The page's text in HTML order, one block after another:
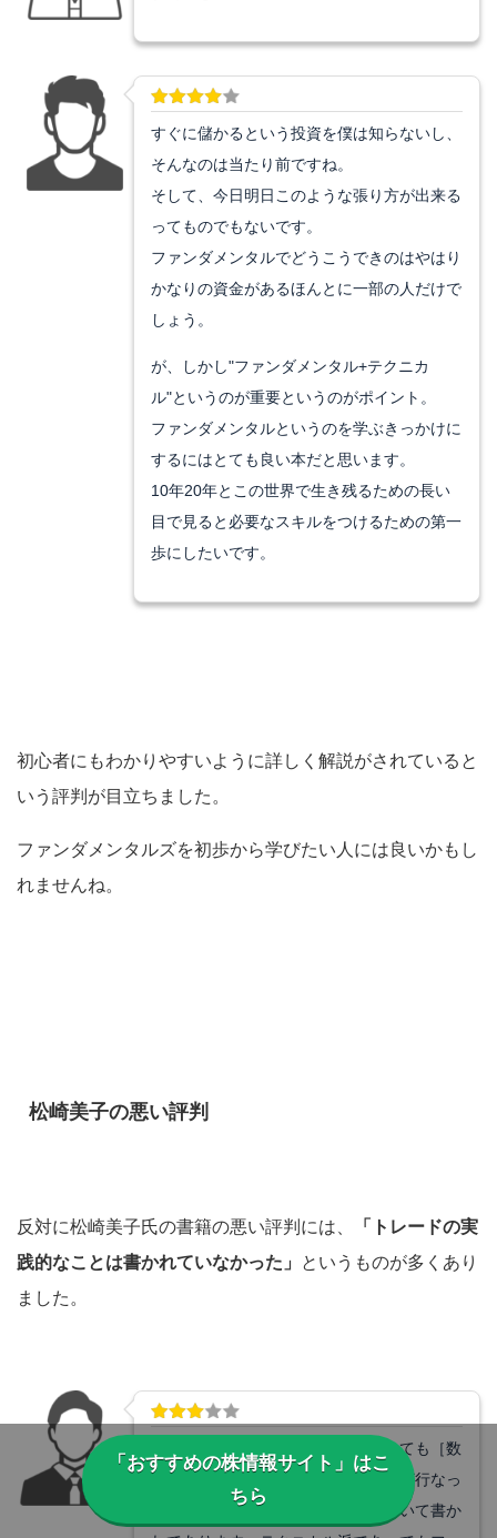
すぐに儲かるという投資を僕は知らないし、
そんなのは当たり前ですね。
そして、今日明日このような張り方が出来る
ってものでもないです。
ファンダメンタルでどうこうできのはやはり
かなりの資金があるほんとに一部の人だけで
しょう。
が、しかし"ファンダメンタル+テクニカ
ル"というのが重要というのがポイント。
ファンダメンタルというのを学ぶきっかけに
するにはとても良い本だと思います。
10年20年とこの世界で生き残るための長い
目で見ると必要なスキルをつけるための第一
歩にしたいです。
初心者にもわかりやすいように詳しく解説がされていると
いう評判が目立ちました。
ファンダメンタルズを初歩から学びたい人には良いかもし
れませんね。
松崎美子の悪い評判
反対に松崎美子氏の書籍の悪い評判には、
「トレードの実
践的なことは書かれていなかった」
というものが多くあり
ました。
本書はファンダメンタル分析であっても［数
ヶ月で決済をする中長期トレーダーが行なっ
ている］ファンダメンタル分析について書か
「おすすめの株情報サイト」はこ
ちら